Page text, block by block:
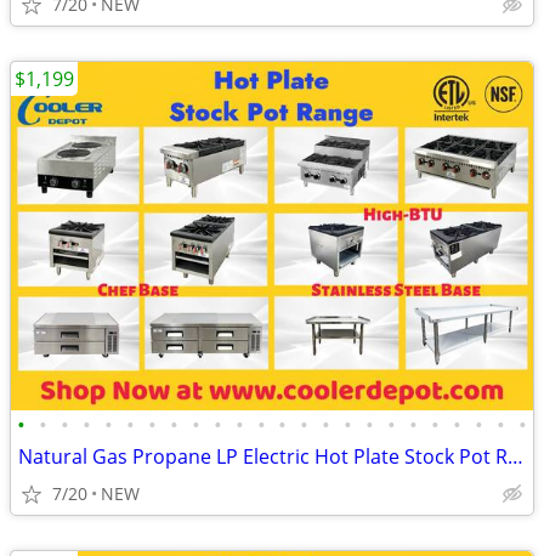
• • • • • • • • • • • • • • • • • • • • • • • •
Natural Gas Propane LP Electric Hot Plate Stock Pot Range
7/20 NEW
$1,199